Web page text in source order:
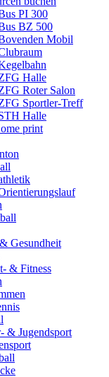
PI 300
BZ 500
Mobil
Halle
Roter Salon
Sportler-Treff
Halle
print
Gesundheit
& Fitness
& Jugendsport